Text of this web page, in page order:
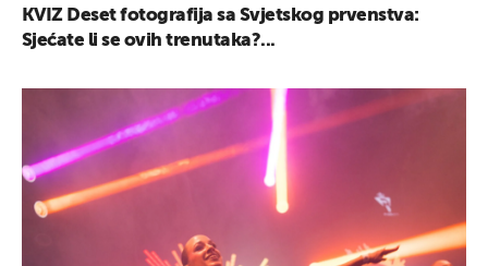
KVIZ Deset fotografija sa Svjetskog prvenstva:
Sjećate li se ovih trenutaka?...